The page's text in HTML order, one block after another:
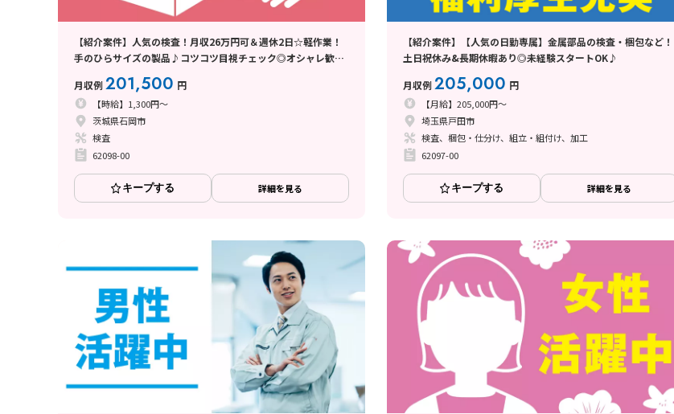
【紹介案件】人気の検査！月収26万円可＆週休2日☆軽作業！
手のひらサイズの製品♪コツコツ目視チェック◎オシャレ歓迎
♪髪色自由
月収例201,500 円
【時給】1,300円～
茨城県石岡市
検査
62098-00
キープする 詳細を見る
【紹介案件】【人気の日勤専属】金属部品の検査・梱包など！
土日祝休み&長期休暇あり◎未経験スタートOK♪
月収例205,000 円
【月給】205,000円～
埼玉県戸田市
検査、梱包・仕分け、組立・組付け、加工
62097-00
キープする 詳細を見る